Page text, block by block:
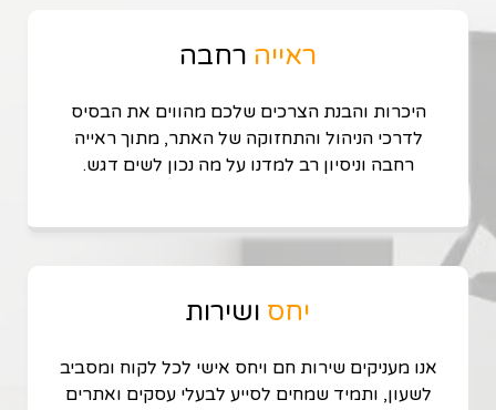
ראייה רחבה
היכרות והבנת הצרכים שלכם מהווים את הבסיס
לדרכי הניהול והתחזוקה של האתר, מתוך ראייה
רחבה וניסיון רב למדנו על מה נכון לשים דגש.
יחס ושירות
אנו מעניקים שירות חם ויחס אישי לכל לקוח ומסביב
לשעון, ותמיד שמחים לסייע לבעלי עסקים ואתרים